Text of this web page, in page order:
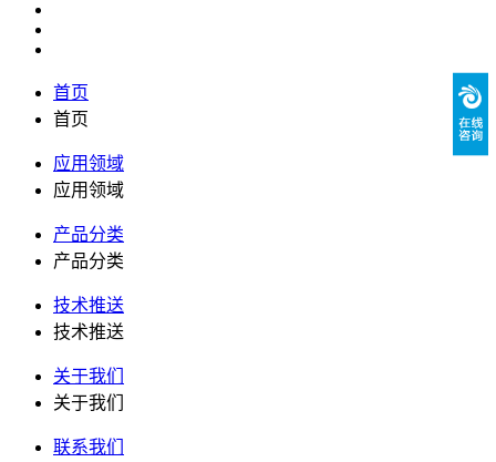
首页
首页
应用领域
应用领域
产品分类
产品分类
技术推送
技术推送
关于我们
关于我们
联系我们